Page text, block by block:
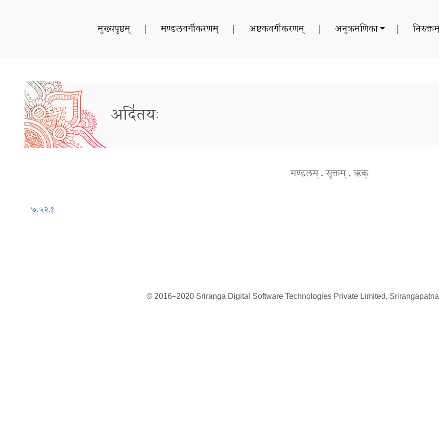
मुख्यपृष्ठम् | मण्डलवर्गीकरणम् | अष्टकवर्गीकरणम् | अनुक्रमणिका |
अदि॑तयः
मण्डलम् . सूक्तम् . ऋक्
७.५२.१
© 2016–2020 Sriranga Digital Software Technologies Private Limited,